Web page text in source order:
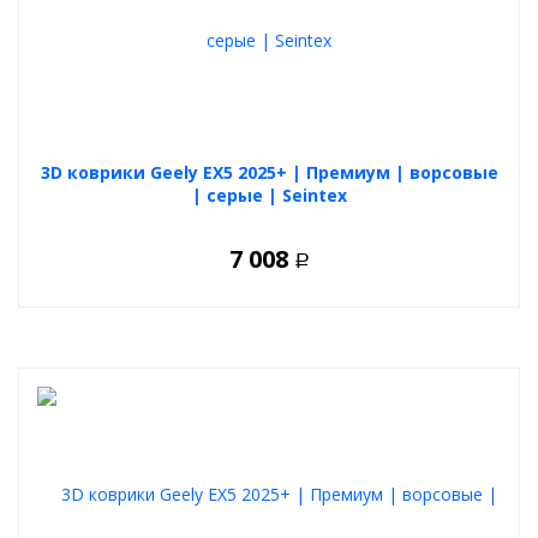
3D коврики Geely EX5 2025+ | Премиум | ворсовые
| серые | Seintex
7 008 Р